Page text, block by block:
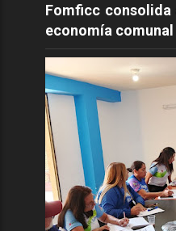
Fomficc consolida
economía